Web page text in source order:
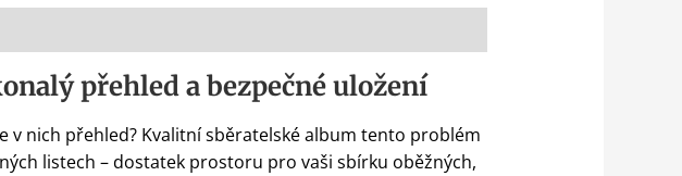
přehled a bezpečné uložení
nich přehled? Kvalitní sběratelské album tento problém
listech – dostatek prostoru pro vaši sbírku oběžných,